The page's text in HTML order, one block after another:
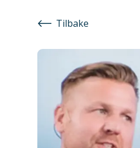
Tilbake